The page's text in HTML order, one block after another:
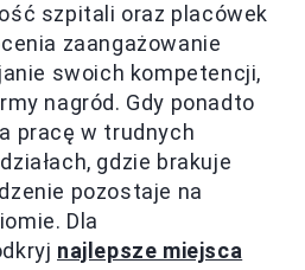
szpitali oraz placówek
zaangażowanie
swoich kompetencji,
nagród. Gdy ponadto
pracę w trudnych
gdzie brakuje
pozostaje na
Dla
najlepsze miejsca